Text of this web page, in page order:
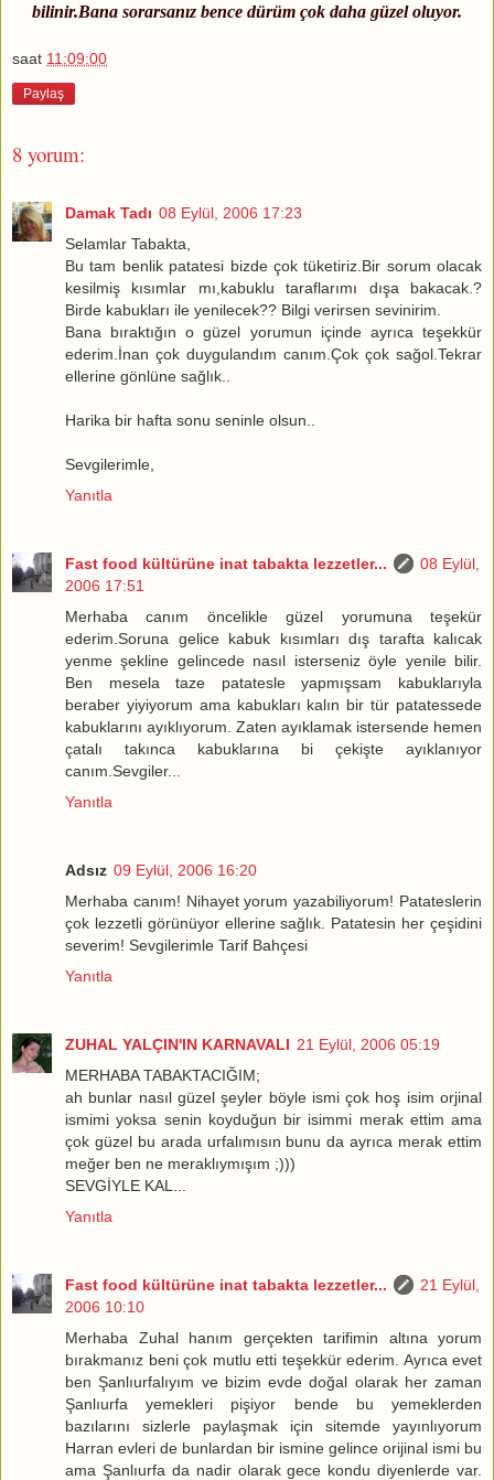
bilinir.Bana sorarsanız bence dürüm çok daha güzel oluyor.
saat 11:09:00
Paylaş
8 yorum:
Damak Tadı 08 Eylül, 2006 17:23
Selamlar Tabakta,
Bu tam benlik patatesi bizde çok tüketiriz.Bir sorum olacak
kesilmiş kısımlar mı,kabuklu taraflarımı dışa bakacak.?
Birde kabukları ile yenilecek?? Bilgi verirsen sevinirim.
Bana bıraktığın o güzel yorumun içinde ayrıca teşekkür
ederim.İnan çok duygulandım canım.Çok çok sağol.Tekrar
ellerine gönlüne sağlık..
Harika bir hafta sonu seninle olsun..
Sevgilerimle,
Yanıtla
Fast food kültürüne inat tabakta lezzetler...
08 Eylül,
2006 17:51
Merhaba canım öncelikle güzel yorumuna teşekür
ederim.Soruna gelice kabuk kısımları dış tarafta kalıcak
yenme şekline gelincede nasıl isterseniz öyle yenile bilir.
Ben mesela taze patatesle yapmışsam kabuklarıyla
beraber yiyiyorum ama kabukları kalın bir tür patatessede
kabuklarını ayıklıyorum. Zaten ayıklamak istersende hemen
çatalı takınca kabuklarına bi çekişte ayıklanıyor
canım.Sevgiler...
Yanıtla
Adsız 09 Eylül, 2006 16:20
Merhaba canım! Nihayet yorum yazabiliyorum! Patateslerin
çok lezzetli görünüyor ellerine sağlık. Patatesin her çeşidini
severim! Sevgilerimle Tarif Bahçesi
Yanıtla
ZUHAL YALÇIN'IN KARNAVALI 21 Eylül, 2006 05:19
MERHABA TABAKTACIĞIM;
ah bunlar nasıl güzel şeyler böyle ismi çok hoş isim orjinal
ismimi yoksa senin koyduğun bir isimmi merak ettim ama
çok güzel bu arada urfalımısın bunu da ayrıca merak ettim
meğer ben ne meraklıymışım ;)))
SEVGİYLE KAL...
Yanıtla
Fast food kültürüne inat tabakta lezzetler...
21 Eylül,
2006 10:10
Merhaba Zuhal hanım gerçekten tarifimin altına yorum
bırakmanız beni çok mutlu etti teşekkür ederim. Ayrıca evet
ben Şanlıurfalıyım ve bizim evde doğal olarak her zaman
Şanlıurfa yemekleri pişiyor bende bu yemeklerden
bazılarını sizlerle paylaşmak için sitemde yayınlıyorum
Harran evleri de bunlardan bir ismine gelince orijinal ismi bu
ama Şanlıurfa da nadir olarak gece kondu diyenlerde var.